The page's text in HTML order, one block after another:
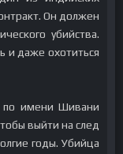
Он должен
убийства.
и даже охотиться
по имени Шивани
выйти на след
годы. Убийца